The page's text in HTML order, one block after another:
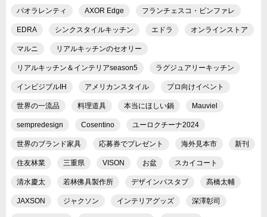
パオラレンティ AXOR Edge フランチェスコ・ビンファレ
EDRA シンクスタイルキッチン エドラ オンラインストア
マルニ リアルキッチンのセオリー
リアルキッチン＆インテリアseason5 ラグジュアリーキッチン
インビジブルIH アメリカンスタイル プロ向けイベント
世界の一流品 料理道具 本当にほしい鍋 Mauviel
sempredesign Cosentino ユーロクチーナ2024
世界のブランド家具 応募券でプレゼント 海外見本市 新刊
住友林業 三重県 VISON お盆 スカイコート
清水慶太 若林佛具製作所 デザインバスタブ 髙橋太輔
JAXSON ジャクソン インテリアグッズ 深澤彰司